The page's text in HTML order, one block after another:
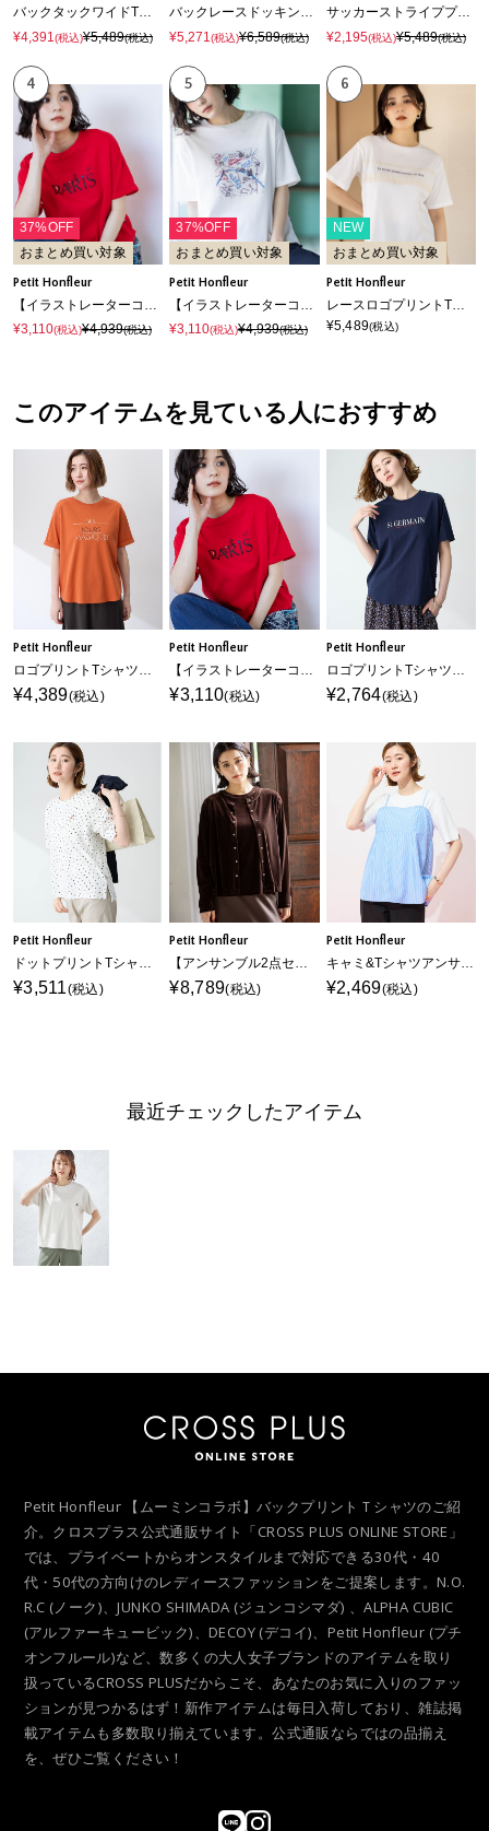
バックタックワイドTシャツ【接触冷感・UVカット・透けにくい】
¥4,391 (税込)¥5,489(税込)
バックレースドッキングチュニックTシャツ【接触冷感・UVカット・オーガニックコットンブレンド】
¥5,271(税込)¥6,589(税込)
サッカーストライププルオーバー
¥2,195(税込)¥5,489(税込)
4
37%OFF
おまとめ買い対象
Petit Honfleur
【イラストレーターコラボ】PARISロゴプリントTシャツ【接触冷感・UVカット・オーガニックコットンブレンド】
¥3,110(税込)¥4,939(税込)
5
37%OFF
おまとめ買い対象
Petit Honfleur
【イラストレーターコラボ】マップモチーフプリントTシャツ【接触冷感・UVカット・オーガニックコットンブレンド】
¥3,110(税込)¥4,939(税込)
6
NEW
おまとめ買い対象
Petit Honfleur
レースロゴプリントTシャツ【接触冷感・UVカット・オーガニックコットンブレンド】
¥5,489(税込)
このアイテムを見ている人におすすめ
Petit Honfleur
ロゴプリントTシャツ【接触冷感・UVカット・オーガニックコットンブレンド】
¥4,389(税込)
Petit Honfleur
【イラストレーターコラボ】PARISロゴプリントTシャツ【接触冷感・UVカット・オーガニックコットンブレンド】
¥3,110(税込)
Petit Honfleur
ロゴプリントTシャツ【接触冷感・UVカット・オーガニックコットンブレンド】
¥2,764(税込)
Petit Honfleur
ドットプリントTシャツ【オーガニックコットンブレンド・接触冷感・UVカット】
¥3,511(税込)
Petit Honfleur
【アンサンブル2点セット】ベロアクルーネックカーディガン＆ベロア5分袖Tシャツ
¥8,789(税込)
Petit Honfleur
キャミ&Tシャツアンサンブル【オーガニックコットンブレンド・接触冷感・UVカット】
¥2,469(税込)
最近チェックしたアイテム
Petit Honfleur 【ムーミンコラボ】バックプリントＴシャツのご紹
介。クロスプラス公式通販サイト「CROSS PLUS ONLINE STORE」
では、プライベートからオンスタイルまで対応できる30代・40
代・50代の方向けのレディースファッションをご提案します。N.O.
R.C (ノーク)、JUNKO SHIMADA (ジュンコシマダ) 、ALPHA CUBIC
(アルファーキュービック)、DECOY (デコイ)、Petit Honfleur (プチ
オンフルール)など、数多くの大人女子ブランドのアイテムを取り
扱っているCROSS PLUSだからこそ、あなたのお気に入りのファッ
ションが見つかるはず！新作アイテムは毎日入荷しており、雑誌掲
載アイテムも多数取り揃えています。公式通販ならではの品揃え
を、ぜひご覧ください！